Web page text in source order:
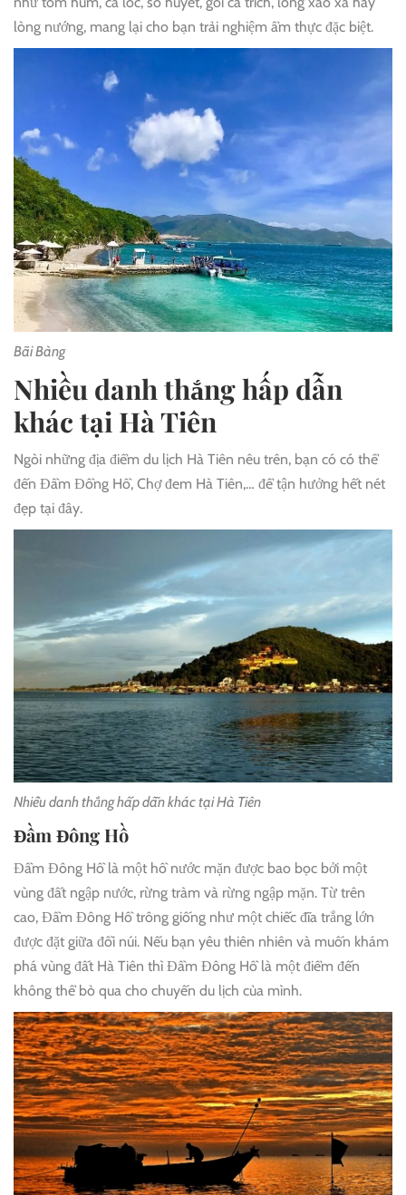
lòng nướng, mang lại cho bạn trải nghiệm ẩm thực đặc biệt.
Bãi Bàng
Nhiều danh thắng hấp dẫn
khác tại Hà Tiên
Ngòi những địa điểm du lịch Hà Tiên nêu trên, bạn có có thể
đến Đầm Đồng Hồ, Chợ đem Hà Tiên,… để tận hưởng hết nét
đẹp tại đây.
Nhiều danh thắng hấp dẫn khác tại Hà Tiên
Đầm Đông Hồ
Đầm Đông Hồ là một hồ nước mặn được bao bọc bởi một
vùng đất ngập nước, rừng tràm và rừng ngập mặn. Từ trên
cao, Đầm Đông Hồ trông giống như một chiếc đĩa trắng lớn
được đặt giữa đồi núi. Nếu bạn yêu thiên nhiên và muốn khám
phá vùng đất Hà Tiên thì Đầm Đông Hồ là một điểm đến
không thể bỏ qua cho chuyến du lịch của mình.